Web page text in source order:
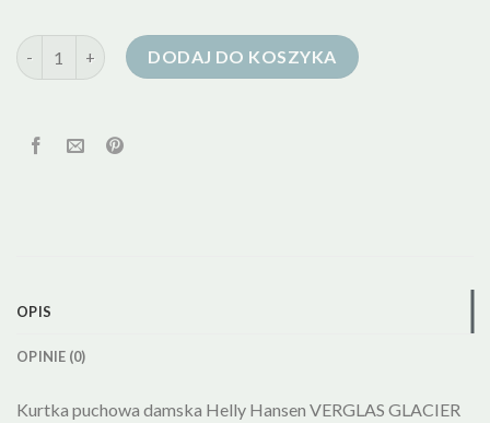
ilość helly hansen kurtka puchowa damska
DODAJ DO KOSZYKA
OPIS
OPINIE (0)
Kurtka puchowa damska Helly Hansen VERGLAS GLACIER